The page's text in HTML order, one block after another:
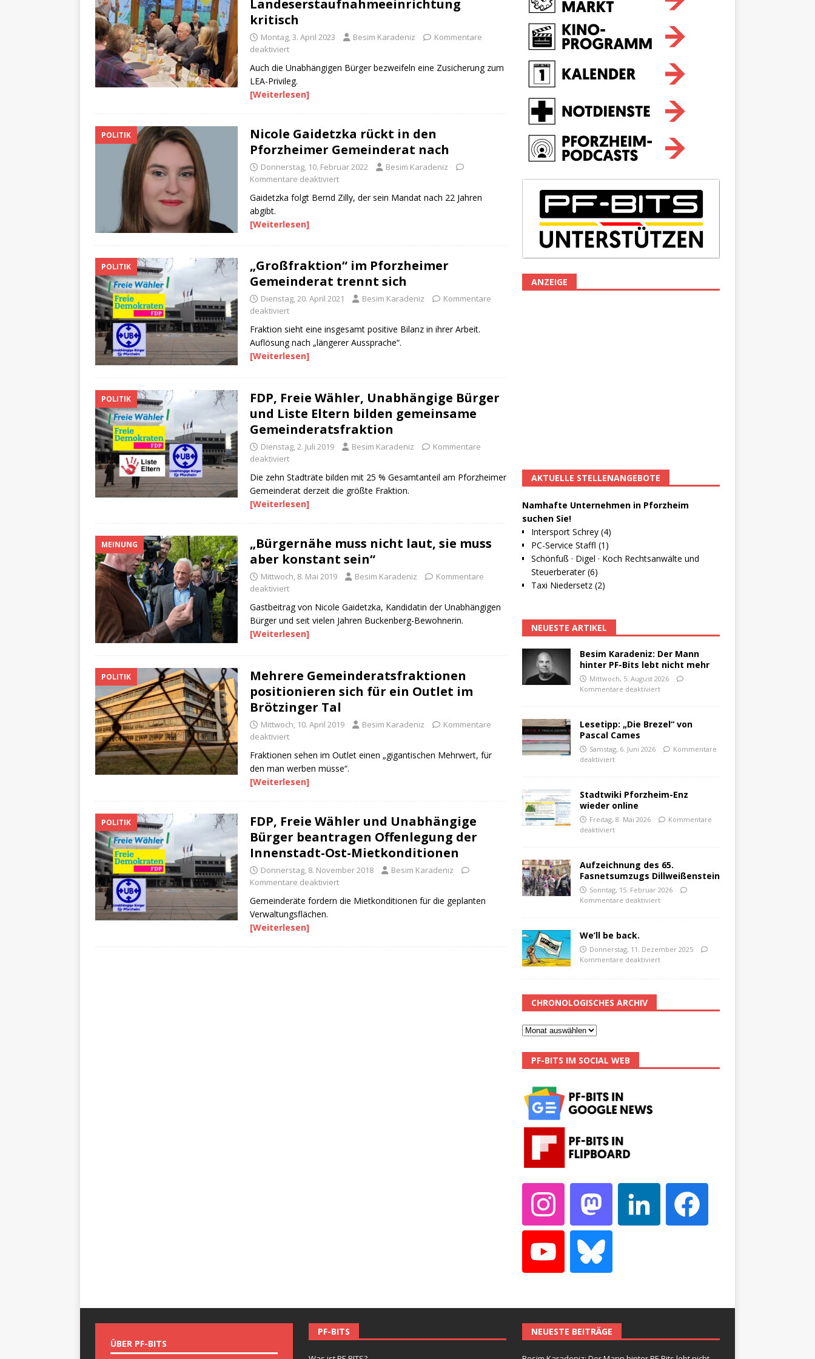
Landeserstaufnahmeeinrichtung
kritisch
Montag, 3. April 2023 Besim Karadeniz
Kommentare
deaktiviert
Auch die Unabhängigen Bürger bezweifeln eine Zusicherung zum
LEA-Privileg.
[Weiterlesen]
POLITIK
Nicole Gaidetzka rückt in den
Pforzheimer Gemeinderat nach
Donnerstag, 10. Februar 2022
Besim Karadeniz
Kommentare deaktiviert
Gaidetzka folgt Bernd Zilly, der sein Mandat nach 22 Jahren
abgibt.
[Weiterlesen]
POLITIK
„Großfraktion“ im Pforzheimer
Gemeinderat trennt sich
Dienstag, 20. April 2021 Besim Karadeniz
Kommentare
deaktiviert
Fraktion sieht eine insgesamt positive Bilanz in ihrer Arbeit.
Auflösung nach „längerer Aussprache“.
[Weiterlesen]
POLITIK
FDP, Freie Wähler, Unabhängige Bürger
und Liste Eltern bilden gemeinsame
Gemeinderatsfraktion
Dienstag, 2. Juli 2019 Besim Karadeniz
Kommentare
deaktiviert
Die zehn Stadträte bilden mit 25 % Gesamtanteil am Pforzheimer
Gemeinderat derzeit die größte Fraktion.
[Weiterlesen]
MEINUNG
„Bürgernähe muss nicht laut, sie muss
aber konstant sein“
Mittwoch, 8. Mai 2019 Besim Karadeniz
Kommentare
deaktiviert
Gastbeitrag von Nicole Gaidetzka, Kandidatin der Unabhängigen
Bürger und seit vielen Jahren Buckenberg-Bewohnerin.
[Weiterlesen]
POLITIK
Mehrere Gemeinderatsfraktionen
positionieren sich für ein Outlet im
Brötzinger Tal
Mittwoch, 10. April 2019 Besim Karadeniz
Kommentare
deaktiviert
Fraktionen sehen im Outlet einen „gigantischen Mehrwert, für
den man werben müsse“.
[Weiterlesen]
POLITIK
FDP, Freie Wähler und Unabhängige
Bürger beantragen Offenlegung der
Innenstadt-Ost-Mietkonditionen
Donnerstag, 8. November 2018
Besim Karadeniz
Kommentare deaktiviert
Gemeinderäte fordern die Mietkonditionen für die geplanten
Verwaltungsflächen.
[Weiterlesen]
ANZEIGE
AKTUELLE STELLENANGEBOTE
Namhafte Unternehmen in Pforzheim
suchen Sie!
Intersport Schrey (4)
PC-Service Staffl (1)
Schönfuß · Digel · Koch Rechtsanwälte und
Steuerberater (6)
Taxi Niedersetz (2)
NEUESTE ARTIKEL
Besim Karadeniz: Der Mann
hinter PF-Bits lebt nicht mehr
Mittwoch, 5. August 2026
Kommentare deaktiviert
Lesetipp: „Die Brezel“ von
Pascal Cames
Samstag, 6. Juni 2026
Kommentare
deaktiviert
Stadtwiki Pforzheim-Enz
wieder online
Freitag, 8. Mai 2026
Kommentare
deaktiviert
Aufzeichnung des 65.
Fasnetsumzugs Dillweißenstein
Sonntag, 15. Februar 2026
Kommentare deaktiviert
We’ll be back.
Donnerstag, 11. Dezember 2025
Kommentare deaktiviert
CHRONOLOGISCHES ARCHIV
PF-BITS IM SOCIAL WEB
ÜBER PF-BITS
PF-BITS NEUESTE BEITRÄGE